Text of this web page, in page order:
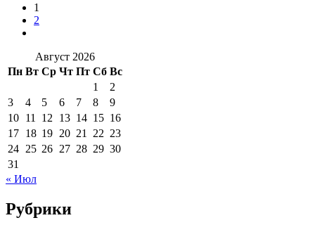
1
2
Август 2026
Пн Вт Ср Чт Пт Сб Вс
1
2
3
4 5 6 7 8
9
10 11 12 13 14 15 16
17 18 19 20 21 22 23
24 25 26 27 28 29 30
31
« Июл
Рубрики